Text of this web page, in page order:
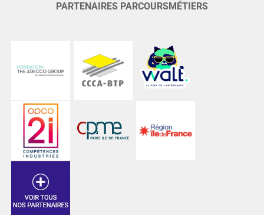
PARTENAIRES PARCOURSMÉTIERS